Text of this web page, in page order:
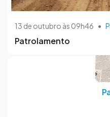
13 de outubro às 09h46 •
Patrolamento